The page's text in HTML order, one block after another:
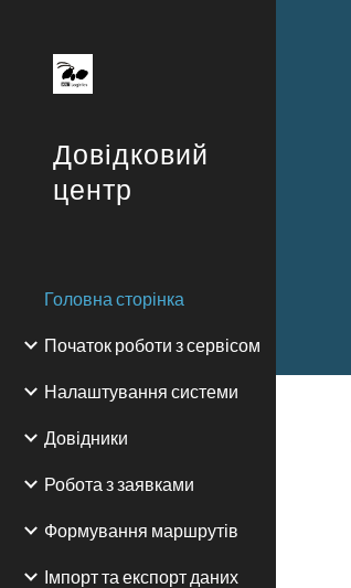
Довідковий
центр
Головна сторінка
Початок роботи з сервісом
Налаштування системи
Довідники
Робота з заявками
Формування маршрутів
Імпорт та експорт даних